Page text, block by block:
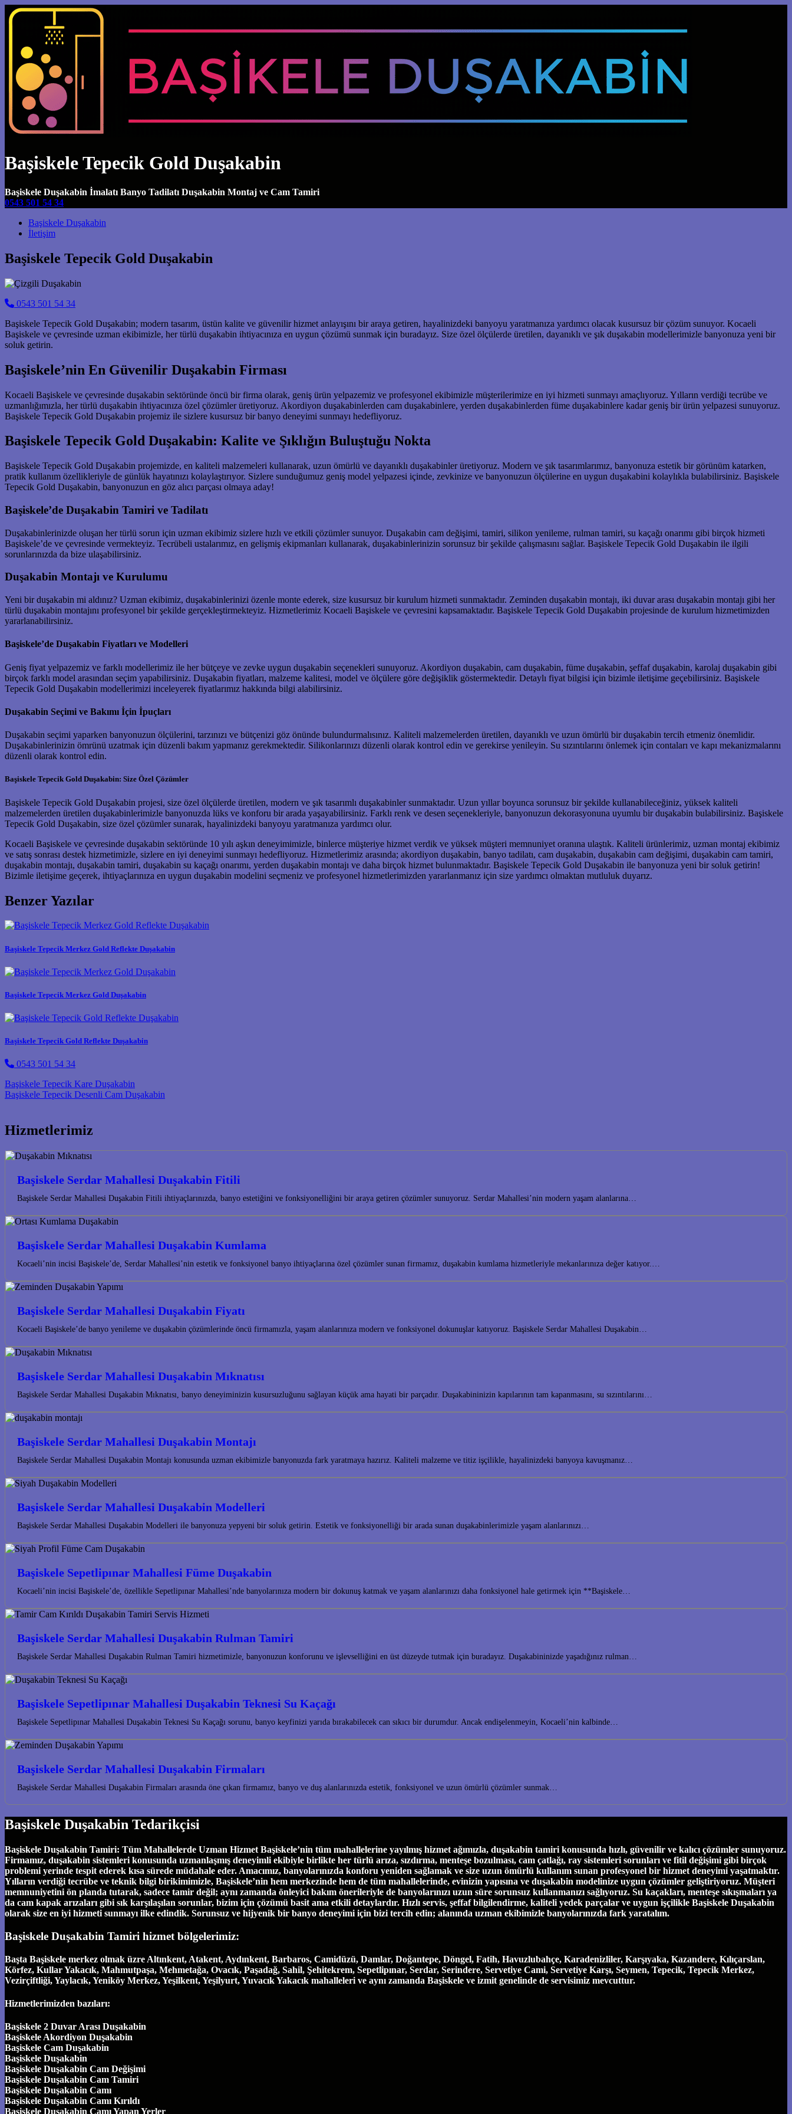
Başiskele Tepecik Gold Duşakabin
Başiskele Duşakabin İmalatı Banyo Tadilatı Duşakabin Montaj ve Cam Tamiri
0543 501 54 34
Main Navigation
Başiskele Duşakabin
İletişim
Başiskele Tepecik Gold Duşakabin
0543 501 54 34
Başiskele Tepecik Gold Duşakabin; modern tasarım, üstün kalite ve güvenilir hizmet anlayışını bir araya getiren, hayalinizdeki banyoyu yaratmanıza yardımcı olacak kusursuz bir çözüm sunuyor. Kocaeli
Başiskele ve çevresinde uzman ekibimizle, her türlü duşakabin ihtiyacınıza en uygun çözümü sunmak için buradayız. Size özel ölçülerde üretilen, dayanıklı ve şık duşakabin modellerimizle banyonuza yeni bir
soluk getirin.
Başiskele’nin En Güvenilir Duşakabin Firması
Kocaeli Başiskele ve çevresinde duşakabin sektöründe öncü bir firma olarak, geniş ürün yelpazemiz ve profesyonel ekibimizle müşterilerimize en iyi hizmeti sunmayı amaçlıyoruz. Yılların verdiği tecrübe ve
uzmanlığımızla, her türlü duşakabin ihtiyacınıza özel çözümler üretiyoruz. Akordiyon duşakabinlerden cam duşakabinlere, yerden duşakabinlerden füme duşakabinlere kadar geniş bir ürün yelpazesi sunuyoruz.
Başiskele Tepecik Gold Duşakabin projemiz ile sizlere kusursuz bir banyo deneyimi sunmayı hedefliyoruz.
Başiskele Tepecik Gold Duşakabin: Kalite ve Şıklığın Buluştuğu Nokta
Başiskele Tepecik Gold Duşakabin projemizde, en kaliteli malzemeleri kullanarak, uzun ömürlü ve dayanıklı duşakabinler üretiyoruz. Modern ve şık tasarımlarımız, banyonuza estetik bir görünüm katarken,
pratik kullanım özellikleriyle de günlük hayatınızı kolaylaştırıyor. Sizlere sunduğumuz geniş model yelpazesi içinde, zevkinize ve banyonuzun ölçülerine en uygun duşakabini kolaylıkla bulabilirsiniz. Başiskele
Tepecik Gold Duşakabin, banyonuzun en göz alıcı parçası olmaya aday!
Başiskele’de Duşakabin Tamiri ve Tadilatı
Duşakabinlerinizde oluşan her türlü sorun için uzman ekibimiz sizlere hızlı ve etkili çözümler sunuyor. Duşakabin cam değişimi, tamiri, silikon yenileme, rulman tamiri, su kaçağı onarımı gibi birçok hizmeti
Başiskele’de ve çevresinde vermekteyiz. Tecrübeli ustalarımız, en gelişmiş ekipmanları kullanarak, duşakabinlerinizin sorunsuz bir şekilde çalışmasını sağlar. Başiskele Tepecik Gold Duşakabin ile ilgili
sorunlarınızda da bize ulaşabilirsiniz.
Duşakabin Montajı ve Kurulumu
Yeni bir duşakabin mi aldınız? Uzman ekibimiz, duşakabinlerinizi özenle monte ederek, size kusursuz bir kurulum hizmeti sunmaktadır. Zeminden duşakabin montajı, iki duvar arası duşakabin montajı gibi her
türlü duşakabin montajını profesyonel bir şekilde gerçekleştirmekteyiz. Hizmetlerimiz Kocaeli Başiskele ve çevresini kapsamaktadır. Başiskele Tepecik Gold Duşakabin projesinde de kurulum hizmetimizden
yararlanabilirsiniz.
Başiskele’de Duşakabin Fiyatları ve Modelleri
Geniş fiyat yelpazemiz ve farklı modellerimiz ile her bütçeye ve zevke uygun duşakabin seçenekleri sunuyoruz. Akordiyon duşakabin, cam duşakabin, füme duşakabin, şeffaf duşakabin, karolaj duşakabin gibi
birçok farklı model arasından seçim yapabilirsiniz. Duşakabin fiyatları, malzeme kalitesi, model ve ölçülere göre değişiklik göstermektedir. Detaylı fiyat bilgisi için bizimle iletişime geçebilirsiniz. Başiskele
Tepecik Gold Duşakabin modellerimizi inceleyerek fiyatlarımız hakkında bilgi alabilirsiniz.
Duşakabin Seçimi ve Bakımı İçin İpuçları
Duşakabin seçimi yaparken banyonuzun ölçülerini, tarzınızı ve bütçenizi göz önünde bulundurmalısınız. Kaliteli malzemelerden üretilen, dayanıklı ve uzun ömürlü bir duşakabin tercih etmeniz önemlidir.
Duşakabinlerinizin ömrünü uzatmak için düzenli bakım yapmanız gerekmektedir. Silikonlarınızı düzenli olarak kontrol edin ve gerekirse yenileyin. Su sızıntılarını önlemek için contaları ve kapı mekanizmalarını
düzenli olarak kontrol edin.
Başiskele Tepecik Gold Duşakabin: Size Özel Çözümler
Başiskele Tepecik Gold Duşakabin projesi, size özel ölçülerde üretilen, modern ve şık tasarımlı duşakabinler sunmaktadır. Uzun yıllar boyunca sorunsuz bir şekilde kullanabileceğiniz, yüksek kaliteli
malzemelerden üretilen duşakabinlerimizle banyonuzda lüks ve konforu bir arada yaşayabilirsiniz. Farklı renk ve desen seçenekleriyle, banyonuzun dekorasyonuna uyumlu bir duşakabin bulabilirsiniz. Başiskele
Tepecik Gold Duşakabin, size özel çözümler sunarak, hayalinizdeki banyoyu yaratmanıza yardımcı olur.
Kocaeli Başiskele ve çevresinde duşakabin sektöründe 10 yılı aşkın deneyimimizle, binlerce müşteriye hizmet verdik ve yüksek müşteri memnuniyet oranına ulaştık. Kaliteli ürünlerimiz, uzman montaj ekibimiz
ve satış sonrası destek hizmetimizle, sizlere en iyi deneyimi sunmayı hedefliyoruz. Hizmetlerimiz arasında; akordiyon duşakabin, banyo tadilatı, cam duşakabin, duşakabin cam değişimi, duşakabin cam tamiri,
duşakabin montajı, duşakabin tamiri, duşakabin su kaçağı onarımı, yerden duşakabin montajı ve daha birçok hizmet bulunmaktadır. Başiskele Tepecik Gold Duşakabin ile banyonuza yeni bir soluk getirin!
Bizimle iletişime geçerek, ihtiyaçlarınıza en uygun duşakabin modelini seçmeniz ve profesyonel hizmetlerimizden yararlanmanız için size yardımcı olmaktan mutluluk duyarız.
Benzer Yazılar
Başiskele Tepecik Merkez Gold Reflekte Duşakabin
Başiskele Tepecik Merkez Gold Duşakabin
Başiskele Tepecik Gold Reflekte Duşakabin
0543 501 54 34
Post navigation
Başiskele Tepecik Kare Duşakabin
Başiskele Tepecik Desenli Cam Duşakabin
Hizmetlerimiz
Başiskele Serdar Mahallesi Duşakabin Fitili
Başiskele Serdar Mahallesi Duşakabin Fitili ihtiyaçlarınızda, banyo estetiğini ve fonksiyonelliğini bir araya getiren çözümler sunuyoruz. Serdar Mahallesi’nin modern yaşam alanlarına…
Başiskele Serdar Mahallesi Duşakabin Kumlama
Kocaeli’nin incisi Başiskele’de, Serdar Mahallesi’nin estetik ve fonksiyonel banyo ihtiyaçlarına özel çözümler sunan firmamız, duşakabin kumlama hizmetleriyle mekanlarınıza değer katıyor.…
Başiskele Serdar Mahallesi Duşakabin Fiyatı
Kocaeli Başiskele’de banyo yenileme ve duşakabin çözümlerinde öncü firmamızla, yaşam alanlarınıza modern ve fonksiyonel dokunuşlar katıyoruz. Başiskele Serdar Mahallesi Duşakabin…
Başiskele Serdar Mahallesi Duşakabin Mıknatısı
Başiskele Serdar Mahallesi Duşakabin Mıknatısı, banyo deneyiminizin kusursuzluğunu sağlayan küçük ama hayati bir parçadır. Duşakabininizin kapılarının tam kapanmasını, su sızıntılarını…
Başiskele Serdar Mahallesi Duşakabin Montajı
Başiskele Serdar Mahallesi Duşakabin Montajı konusunda uzman ekibimizle banyonuzda fark yaratmaya hazırız. Kaliteli malzeme ve titiz işçilikle, hayalinizdeki banyoya kavuşmanız…
Başiskele Serdar Mahallesi Duşakabin Modelleri
Başiskele Serdar Mahallesi Duşakabin Modelleri ile banyonuza yepyeni bir soluk getirin. Estetik ve fonksiyonelliği bir arada sunan duşakabinlerimizle yaşam alanlarınızı…
Başiskele Sepetlipınar Mahallesi Füme Duşakabin
Kocaeli’nin incisi Başiskele’de, özellikle Sepetlipınar Mahallesi’nde banyolarınıza modern bir dokunuş katmak ve yaşam alanlarınızı daha fonksiyonel hale getirmek için **Başiskele…
Başiskele Serdar Mahallesi Duşakabin Rulman Tamiri
Başiskele Serdar Mahallesi Duşakabin Rulman Tamiri hizmetimizle, banyonuzun konforunu ve işlevselliğini en üst düzeyde tutmak için buradayız. Duşakabininizde yaşadığınız rulman…
Başiskele Sepetlipınar Mahallesi Duşakabin Teknesi Su Kaçağı
Başiskele Sepetlipınar Mahallesi Duşakabin Teknesi Su Kaçağı sorunu, banyo keyfinizi yarıda bırakabilecek can sıkıcı bir durumdur. Ancak endişelenmeyin, Kocaeli’nin kalbinde…
Başiskele Serdar Mahallesi Duşakabin Firmaları
Başiskele Serdar Mahallesi Duşakabin Firmaları arasında öne çıkan firmamız, banyo ve duş alanlarınızda estetik, fonksiyonel ve uzun ömürlü çözümler sunmak…
Başiskele Duşakabin Tedarikçisi
Başiskele Duşakabin Tamiri: Tüm Mahallelerde Uzman Hizmet Başiskele’nin tüm mahallelerine yayılmış hizmet ağımızla, duşakabin tamiri konusunda hızlı, güvenilir ve kalıcı çözümler sunuyoruz.
Firmamız, duşakabin sistemleri konusunda uzmanlaşmış deneyimli ekibiyle birlikte her türlü arıza, sızdırma, menteşe bozulması, cam çatlağı, ray sistemleri sorunları ve fitil değişimi gibi birçok
problemi yerinde tespit ederek kısa sürede müdahale eder. Amacımız, banyolarınızda konforu yeniden sağlamak ve size uzun ömürlü kullanım sunan profesyonel bir hizmet deneyimi yaşatmaktır.
Yılların verdiği tecrübe ve teknik bilgi birikimimizle, Başiskele’nin hem merkezinde hem de tüm mahallelerinde, evinizin yapısına ve duşakabin modelinize uygun çözümler geliştiriyoruz. Müşteri
memnuniyetini ön planda tutarak, sadece tamir değil; aynı zamanda önleyici bakım önerileriyle de banyolarınızı uzun süre sorunsuz kullanmanızı sağlıyoruz. Su kaçakları, menteşe sıkışmaları ya
da cam kapak arızaları gibi sık karşılaşılan sorunlar, bizim için çözümü basit ama etkili detaylardır. Hızlı servis, şeffaf bilgilendirme, kaliteli yedek parçalar ve uygun işçilikle Başiskele Duşakabin
olarak size en iyi hizmeti sunmayı ilke edindik. Sorunsuz ve hijyenik bir banyo deneyimi için bizi tercih edin; alanında uzman ekibimizle banyolarınızda fark yaratalım.
Başiskele Duşakabin Tamiri hizmet bölgelerimiz:
Başta Başiskele merkez olmak üzre Altınkent, Atakent, Aydınkent, Barbaros, Camidüzü, Damlar, Doğantepe, Döngel, Fatih, Havuzlubahçe, Karadenizliler, Karşıyaka, Kazandere, Kılıçarslan,
Körfez, Kullar Yakacık, Mahmutpaşa, Mehmetağa, Ovacık, Paşadağ, Sahil, Şehitekrem, Sepetlipınar, Serdar, Serindere, Servetiye Cami, Servetiye Karşı, Seymen, Tepecik, Tepecik Merkez,
Vezirçiftliği, Yaylacık, Yeniköy Merkez, Yeşilkent, Yeşilyurt, Yuvacık Yakacık mahalleleri ve aynı zamanda Başiskele ve izmit genelinde de servisimiz mevcuttur.
Hizmetlerimizden bazıları:
Başiskele 2 Duvar Arası Duşakabin
Başiskele Akordiyon Duşakabin
Başiskele Cam Duşakabin
Başiskele Duşakabin
Başiskele Duşakabin Cam Değişimi
Başiskele Duşakabin Cam Tamiri
Başiskele Duşakabin Camı
Başiskele Duşakabin Camı Kırıldı
Başiskele Duşakabin Camı Yapan Yerler